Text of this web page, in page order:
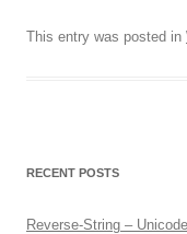
This entry was posted in
RECENT POSTS
Reverse-String –